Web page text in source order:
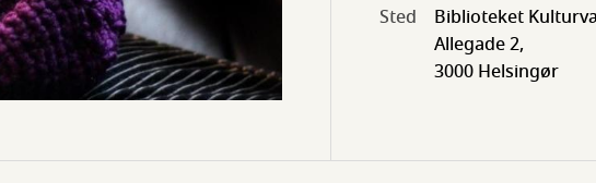
Sted
Biblioteket
Allegade 2,
3000 Helsingør